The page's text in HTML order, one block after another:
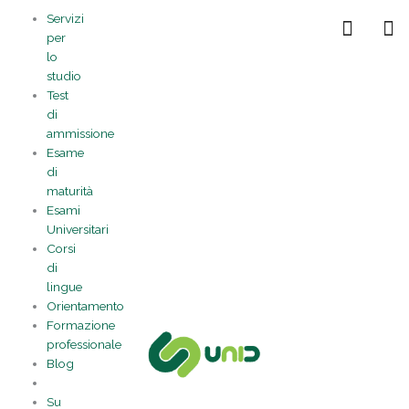
contenuto
Servizi
per
lo
studio
Test
di
ammissione
Esame
di
maturità
Esami
Universitari
Corsi
di
lingue
Orientamento
Formazione
professionale
Blog
Su